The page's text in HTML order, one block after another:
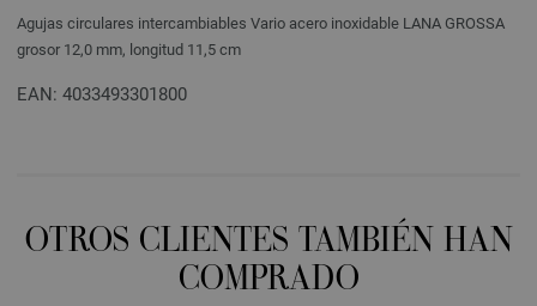
Agujas circulares intercambiables Vario acero inoxidable LANA GROSSA
grosor 12,0 mm, longitud 11,5 cm
EAN: 4033493301800
OTROS CLIENTES TAMBIÉN HAN
COMPRADO